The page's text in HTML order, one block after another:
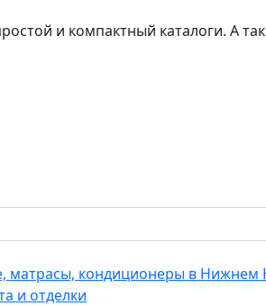
и компактный каталоги. А
матрасы, кондиционеры в Нижнем
и отделки